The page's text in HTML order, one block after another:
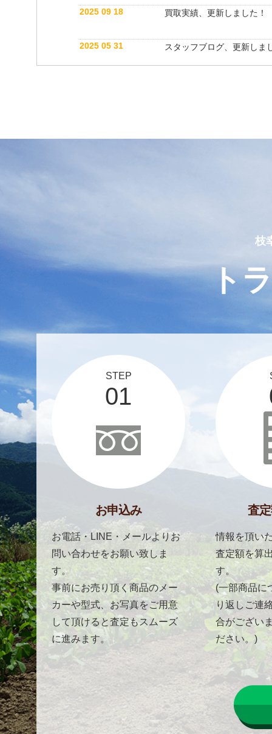
2025 09 18 買取実績、更新しました！
2025 05 31 スタッフブログ、更新しま
枝
ト
STEP
01
お申込み
お電話・LINE・メールよりお
問い合わせをお願い致しま
す。
事前にお売り頂く商品のメー
カーや型式、お写真をご用意
して頂けると査定もスムーズ
に進みます。
査
情報を頂い
査定額を算
す。
(一部商品に
り返しご連
合がござい
ださい。)